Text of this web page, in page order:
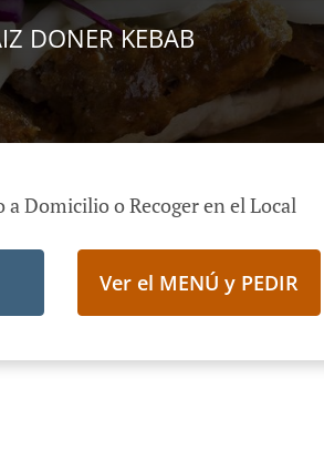
DONER KEBAB
a Domicilio o Recoger en el Local
Ver el MENÚ y PEDIR